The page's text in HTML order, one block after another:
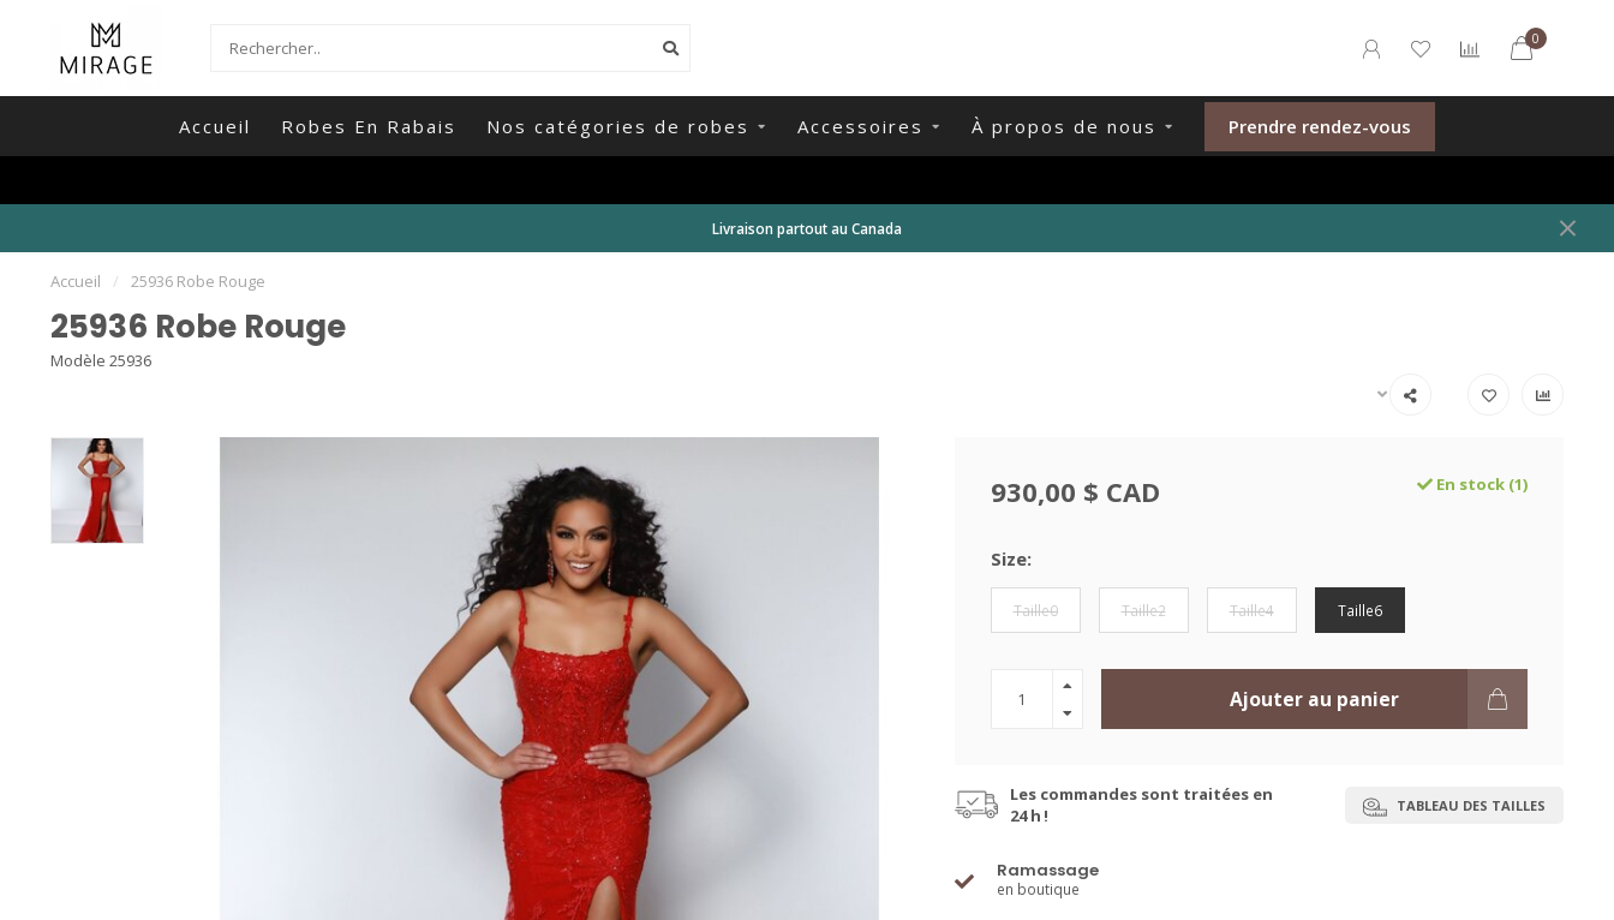
0
Accueil Robes En Rabais Nos catégories de robes Accessoires À propos de nous Prendre rendez-vous
Livraison partout au Canada
Accueil / 25936 Robe Rouge
25936 Robe Rouge
Modèle 25936
930,00 $ CAD En stock (1)
Size:
Taille0 Taille2 Taille4 Taille6
Ajouter au panier
Les commandes sont traitées en
24 h !
TABLEAU DES TAILLES
Ramassage
en boutique